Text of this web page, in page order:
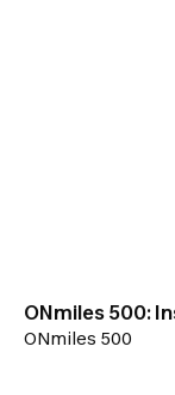
ONmiles 500:
ONmiles 500